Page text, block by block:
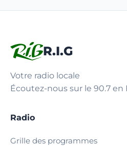
R.I.G
Votre radio locale
Écoutez-nous sur le 90.7 en
Radio
Grille des programmes